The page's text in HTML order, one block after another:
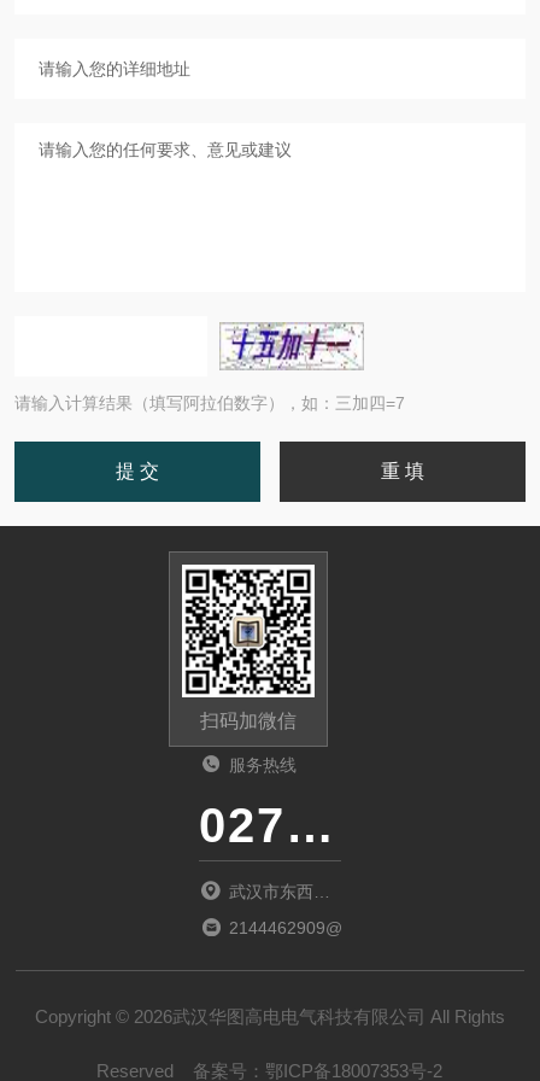
请输入计算结果（填写阿拉伯数字），如：三加四=7
扫码加微信
服务热线
027-86536268
武汉市东西湖
区环湖中路源
2144462909@qq.com
Copyright © 2026武汉华图高电电气科技有限公司 All Rights
Reserved 备案号：鄂ICP备18007353号-2